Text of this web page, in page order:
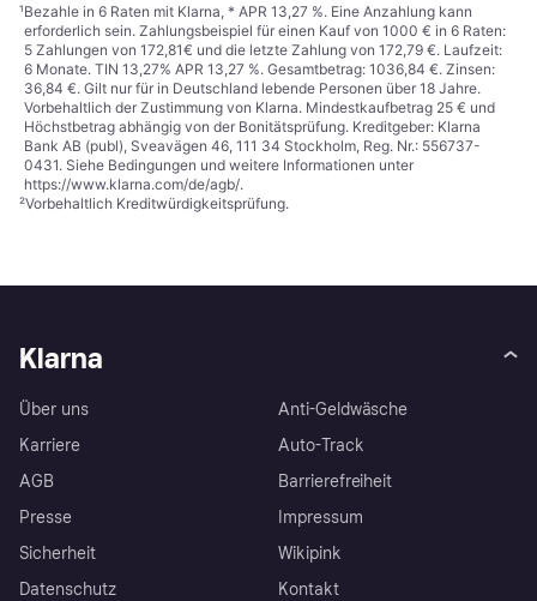
¹Bezahle in 6 Raten mit Klarna, * APR 13,27 %. Eine Anzahlung kann
erforderlich sein. Zahlungsbeispiel für einen Kauf von 1000 € in 6 Raten:
5 Zahlungen von 172,81€ und die letzte Zahlung von 172,79 €. Laufzeit:
6 Monate. TIN 13,27% APR 13,27 %. Gesamtbetrag: 1036,84 €. Zinsen:
36,84 €. Gilt nur für in Deutschland lebende Personen über 18 Jahre.
Vorbehaltlich der Zustimmung von Klarna. Mindestkaufbetrag 25 € und
Höchstbetrag abhängig von der Bonitätsprüfung. Kreditgeber: Klarna
Bank AB (publ), Sveavägen 46, 111 34 Stockholm, Reg. Nr.: 556737-
0431. Siehe Bedingungen und weitere Informationen unter
https://www.klarna.com/de/agb/.
²Vorbehaltlich Kreditwürdigkeitsprüfung.
Klarna
Über uns
Karriere
AGB
Presse
Sicherheit
Datenschutz
Anti-Geldwäsche
Auto-Track
Barrierefreiheit
Impressum
Wikipink
Kontakt